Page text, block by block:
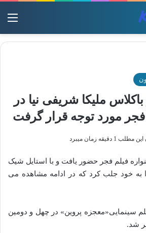
ملیکا شریفی نیا در
مورد توجه قرار گرفت
1 دقیقه زمان میبرد
فیلم فجر حضور یافت و با استایل شیک
به خود جلب کرد که در ادامه مشاهده می
سینمایی«معجزه پروین» در چهل و دومین
شد.